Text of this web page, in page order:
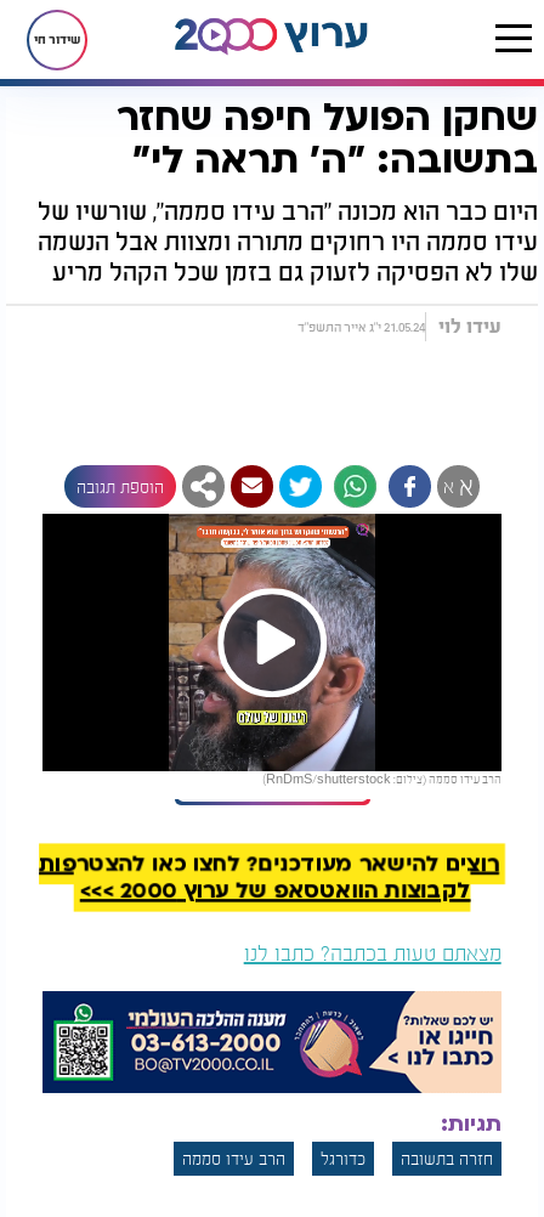
שידור חי
דף הבית יהדות
שחקן הפועל חיפה שחזר
בתשובה: "ה' תראה לי"
היום כבר הוא מכונה "הרב עידו סממה", שורשיו של
עידו סממה היו רחוקים מתורה ומצוות אבל הנשמה
שלו לא הפסיקה לזעוק גם בזמן שכל הקהל מריע
עידו לוי 21.05.24 י"ג אייר התשפ"ד
א א הוספת תגובה
Play
Video
הרב עידו סממה (צילום: RnDmS/shutterstock)
לכתבה המלאה לחצו >>>כאן
להמשך קריאה
רוצים להישאר מעודכנים? לחצו כאן להצטרפות
לקבוצות הוואטסאפ של ערוץ 2000 >>>
מצאתם טעות בכתבה? כתבו לנו
תגיות:
חזרה בתשובה כדורגל הרב עידו סממה